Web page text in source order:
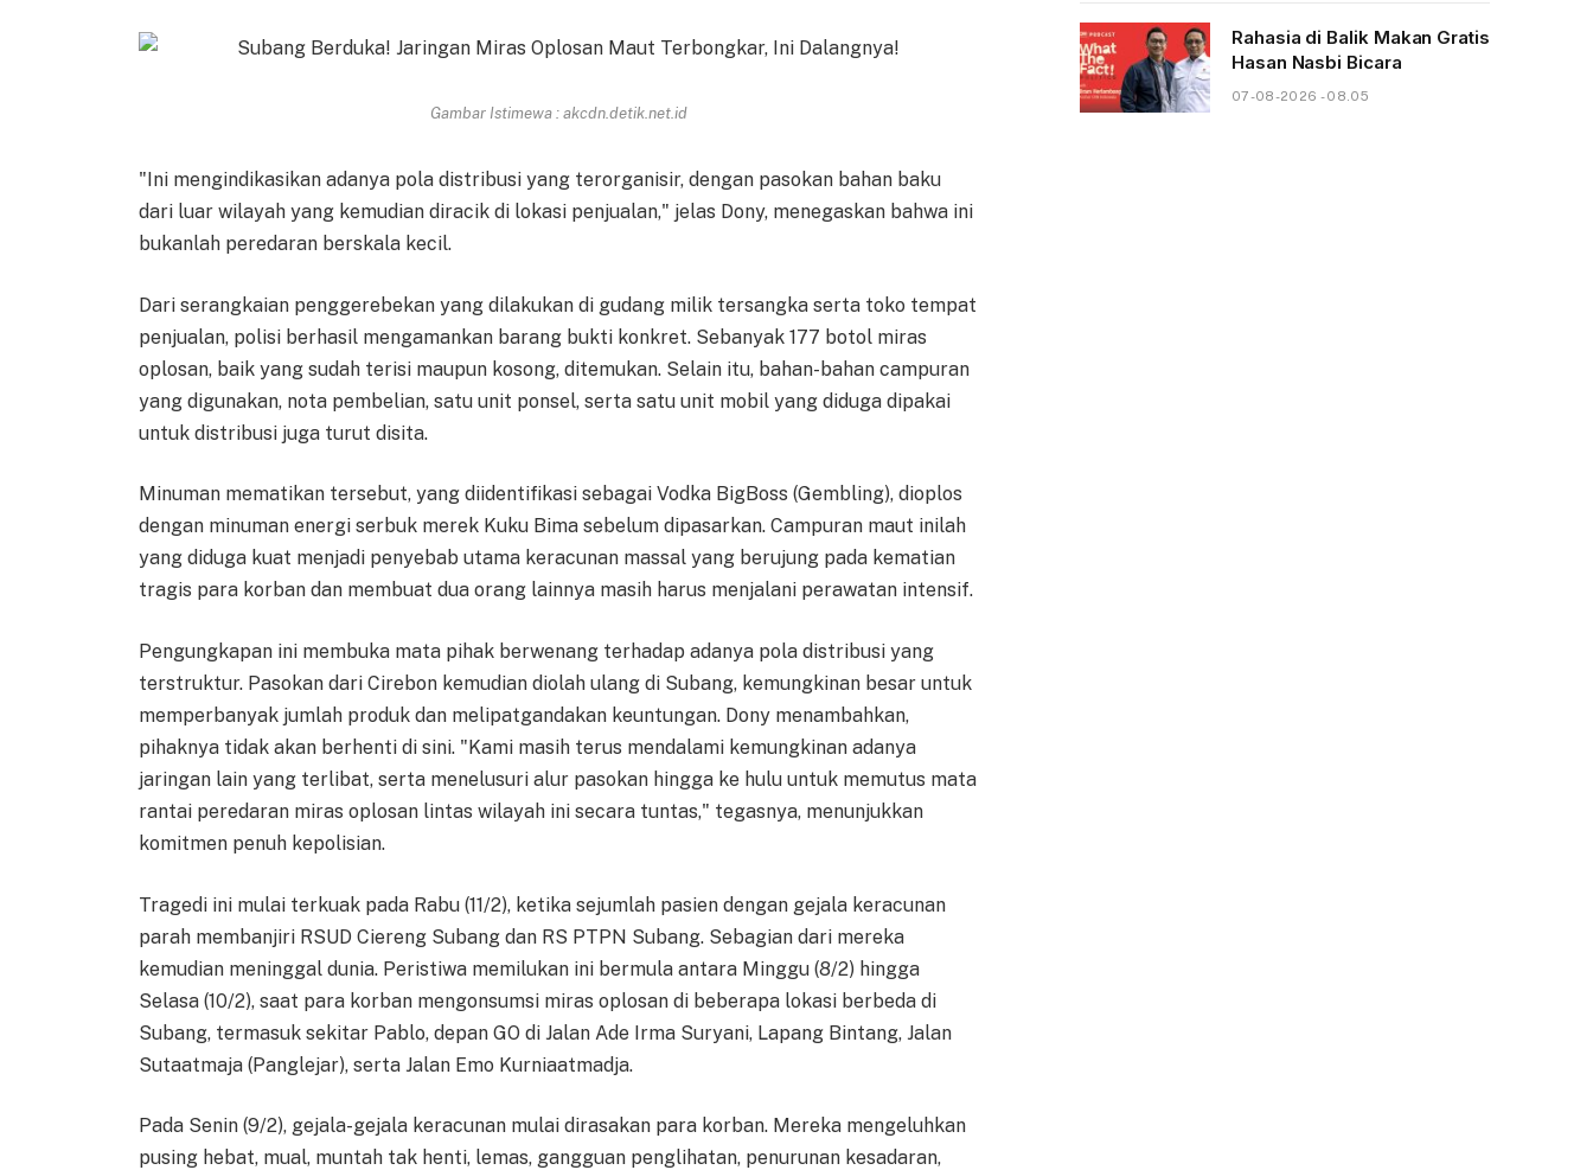
Gambar Istimewa : akcdn.detik.net.id
"Ini mengindikasikan adanya pola distribusi yang terorganisir, dengan pasokan bahan baku
dari luar wilayah yang kemudian diracik di lokasi penjualan," jelas Dony, menegaskan bahwa ini
bukanlah peredaran berskala kecil.
Dari serangkaian penggerebekan yang dilakukan di gudang milik tersangka serta toko tempat
penjualan, polisi berhasil mengamankan barang bukti konkret. Sebanyak 177 botol miras
oplosan, baik yang sudah terisi maupun kosong, ditemukan. Selain itu, bahan-bahan campuran
yang digunakan, nota pembelian, satu unit ponsel, serta satu unit mobil yang diduga dipakai
untuk distribusi juga turut disita.
Minuman mematikan tersebut, yang diidentifikasi sebagai Vodka BigBoss (Gembling), dioplos
dengan minuman energi serbuk merek Kuku Bima sebelum dipasarkan. Campuran maut inilah
yang diduga kuat menjadi penyebab utama keracunan massal yang berujung pada kematian
tragis para korban dan membuat dua orang lainnya masih harus menjalani perawatan intensif.
Pengungkapan ini membuka mata pihak berwenang terhadap adanya pola distribusi yang
terstruktur. Pasokan dari Cirebon kemudian diolah ulang di Subang, kemungkinan besar untuk
memperbanyak jumlah produk dan melipatgandakan keuntungan. Dony menambahkan,
pihaknya tidak akan berhenti di sini. "Kami masih terus mendalami kemungkinan adanya
jaringan lain yang terlibat, serta menelusuri alur pasokan hingga ke hulu untuk memutus mata
rantai peredaran miras oplosan lintas wilayah ini secara tuntas," tegasnya, menunjukkan
komitmen penuh kepolisian.
Tragedi ini mulai terkuak pada Rabu (11/2), ketika sejumlah pasien dengan gejala keracunan
parah membanjiri RSUD Ciereng Subang dan RS PTPN Subang. Sebagian dari mereka
kemudian meninggal dunia. Peristiwa memilukan ini bermula antara Minggu (8/2) hingga
Selasa (10/2), saat para korban mengonsumsi miras oplosan di beberapa lokasi berbeda di
Subang, termasuk sekitar Pablo, depan GO di Jalan Ade Irma Suryani, Lapang Bintang, Jalan
Sutaatmaja (Panglejar), serta Jalan Emo Kurniaatmadja.
Pada Senin (9/2), gejala-gejala keracunan mulai dirasakan para korban. Mereka mengeluhkan
pusing hebat, mual, muntah tak henti, lemas, gangguan penglihatan, penurunan kesadaran,
Rahasia di Balik Makan Gratis
Hasan Nasbi Bicara
07-08-2026 - 08.05